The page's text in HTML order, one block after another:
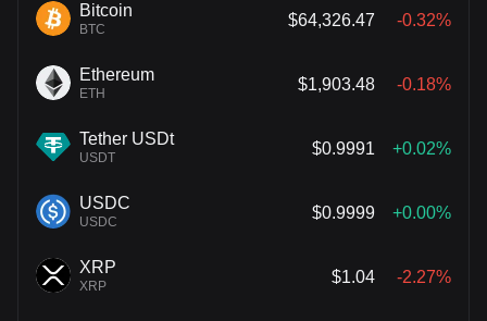
Bitcoin
BTC
$64,326.47 -0.32%
Ethereum
ETH
$1,903.48 -0.18%
Tether USDt
USDT
$0.9991 +0.02%
USDC
USDC
$0.9999 +0.00%
XRP
XRP
$1.04 -2.27%